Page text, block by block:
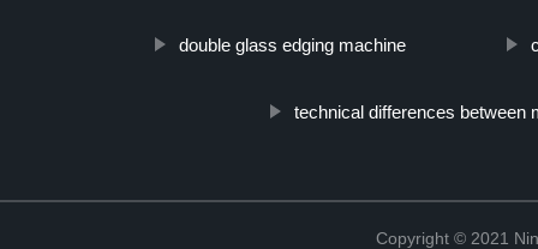
double glass edging machine
technical differences between
Copyright © 2021